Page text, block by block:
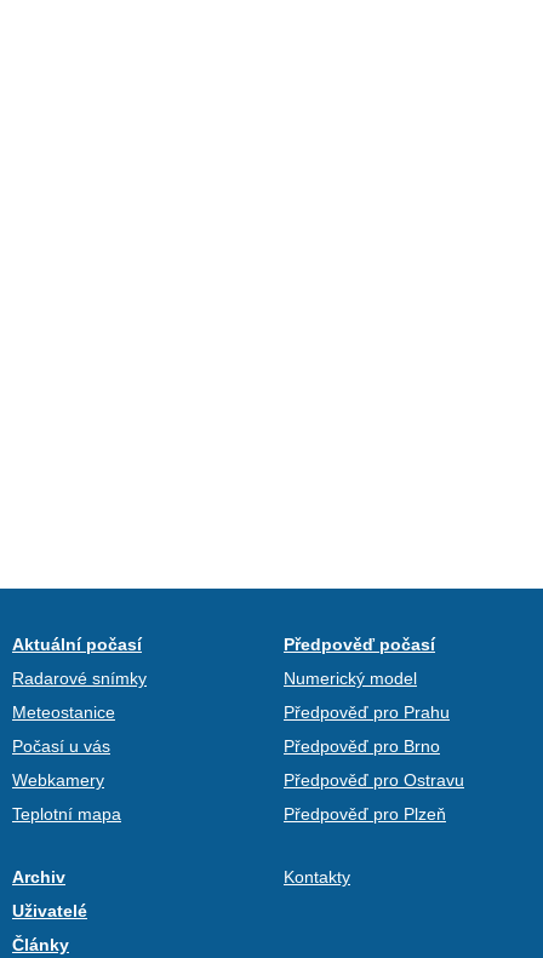
Aktuální počasí
Radarové snímky
Meteostanice
Počasí u vás
Webkamery
Teplotní mapa
Předpověď počasí
Numerický model
Předpověď pro Prahu
Předpověď pro Brno
Předpověď pro Ostravu
Předpověď pro Plzeň
Archiv
Uživatelé
Články
Kontakty